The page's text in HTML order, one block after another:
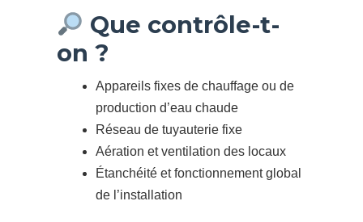
Que contrôle-t-
on ?
Appareils fixes de chauffage ou de
production d’eau chaude
Réseau de tuyauterie fixe
Aération et ventilation des locaux
Étanchéité et fonctionnement global
de l’installation